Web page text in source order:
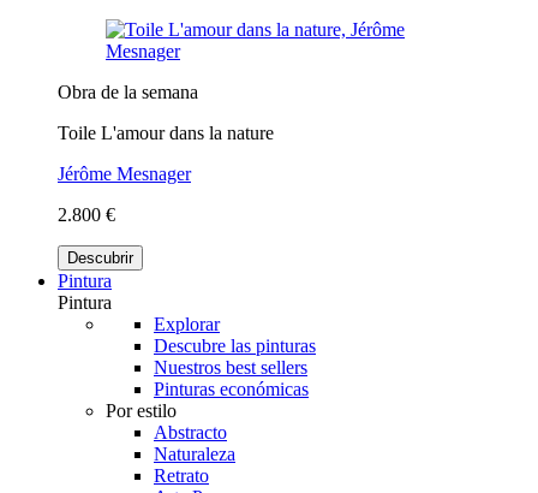
Obra de la semana
Toile L'amour dans la nature
Jérôme Mesnager
2.800 €
Descubrir
Pintura
Pintura
Explorar
Descubre las pinturas
Nuestros best sellers
Pinturas económicas
Por estilo
Abstracto
Naturaleza
Retrato